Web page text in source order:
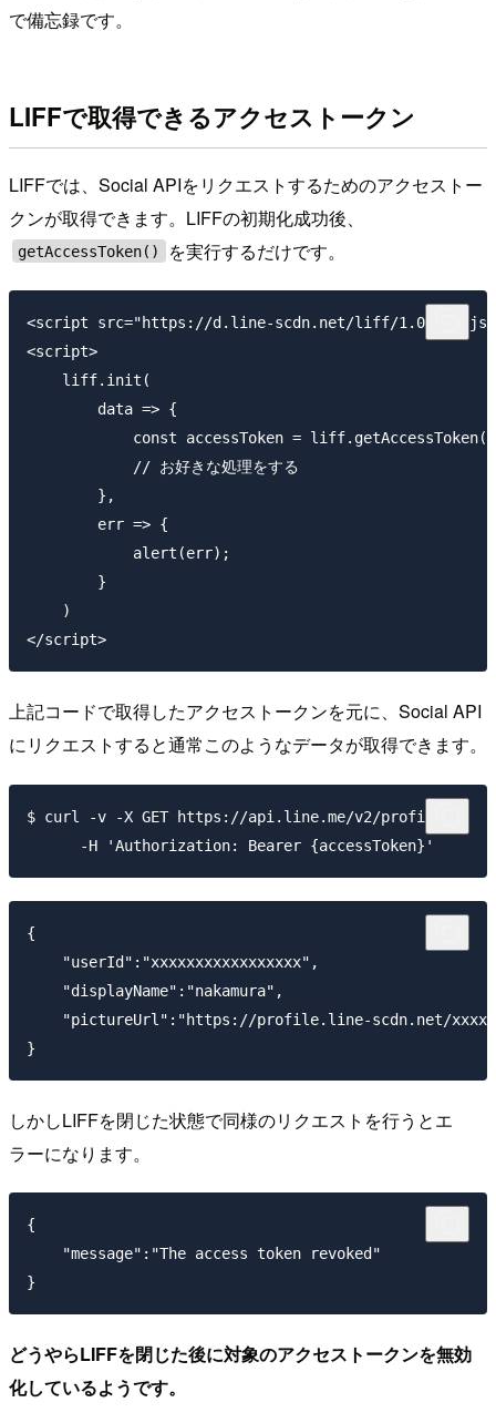
で備忘録です。
LIFFで取得できるアクセストークン
LIFFでは、Social APIをリクエストするためのアクセストー
クンが取得できます。LIFFの初期化成功後、
getAccessToken() を実行するだけです。
<script src="https://d.line-scdn.net/liff/1.0/
<script>
    liff.init(
        data => {
const accessToken =
            // お好きな処理をする
        },
        err => {
            alert(err);
        }
    )
上記コードで取得したアクセストークンを元に、Social API
にリクエストすると通常このようなデータが取得できます。
$ curl -v -X GET https://api.line.me/v2/profile \
{
    "userId":"xxxxxxxxxxxxxxxxx",
    "displayName":"nakamura",
"pictureUrl":"https://profile.line-scdn.net/
しかしLIFFを閉じた状態で同様のリクエストを行うとエ
ラーになります。
{
    "message":"The access token revoked"
どうやらLIFFを閉じた後に対象のアクセストークンを無効
化しているようです。